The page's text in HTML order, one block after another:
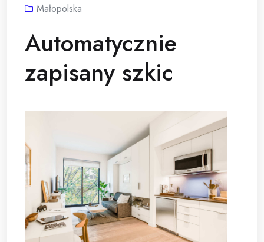
Małopolska
Automatycznie
zapisany szkic